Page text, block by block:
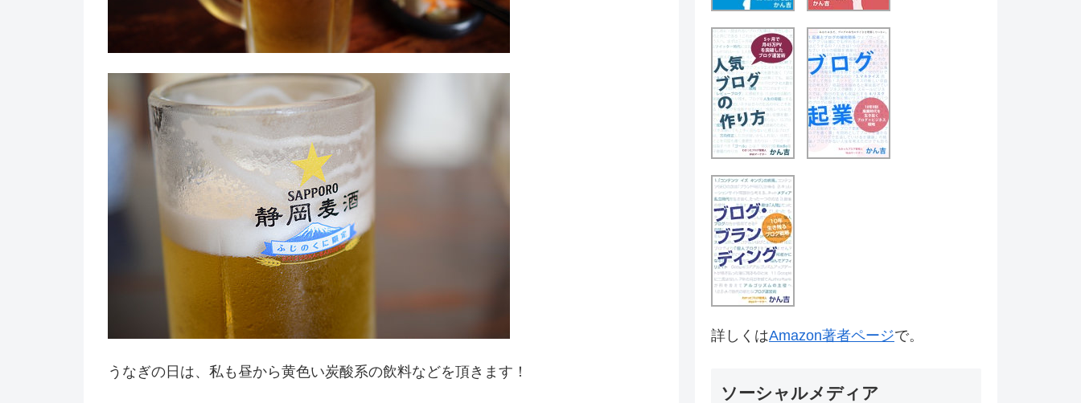
うなぎの日は、私も昼から黄色い炭酸系の飲料などを頂きます！
詳しくはAmazon著者ページで。
ソーシャルメディア